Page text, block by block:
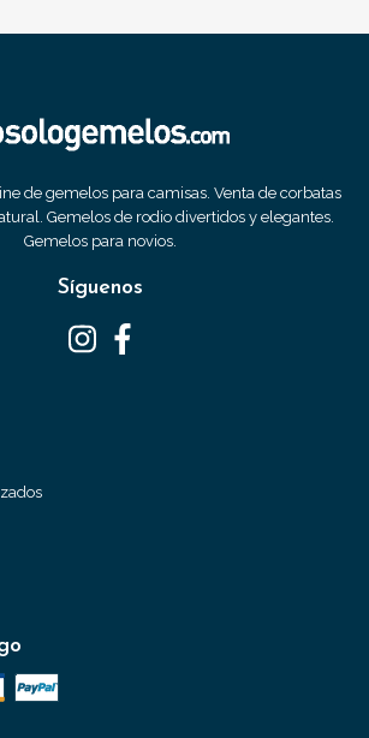
de gemelos para camisas. Venta de corbatas
Gemelos de rodio divertidos y elegantes.
Gemelos para novios.
Síguenos